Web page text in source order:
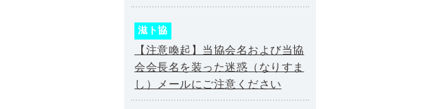
滋ト協
【注意喚起】当協会名および当協
会会長名を装った迷惑（なりすま
し）メールにご注意ください